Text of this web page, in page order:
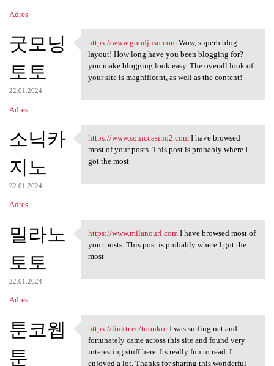
Adres
굿모닝
토토
22.01.2024
Adres
https://www.goodjuso.com Wow,
https://www.goodjuso.comWow, superb blog
layout! How long have you been blogging for?
you make blogging look easy. The overall look of
your site is magnificent, as well as the content!
소닉카
지노
22.01.2024
Adres
https://www.soniccasino2.com
https://www.soniccasino2.comI have browsed
most of your posts. This post is probably where I
got the most
밀라노
토토
22.01.2024
Adres
https://www.milanourl.com I
https://www.milanourl.comI have browsed most of
your posts. This post is probably where I got the
most
툰코웹
툰
https://linktr.ee/toonkor I
https://linktr.ee/toonkorI was surfing net and
fortunately came across this site and found very
interesting stuff here. Its really fun to read. I
enjoyed a lot. Thanks for sharing this wonderful